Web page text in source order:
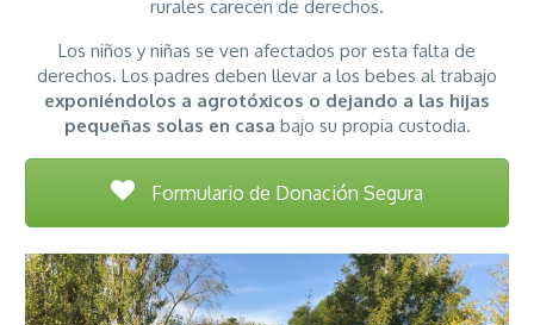
rurales carecen de derechos.
Los niños y niñas se ven afectados por esta falta de
derechos. Los padres deben llevar a los bebes al trabajo
exponiéndolos a agrotóxicos o dejando a las hijas
pequeñas solas en casa bajo su propia custodia.
Formulario de Donación Segura